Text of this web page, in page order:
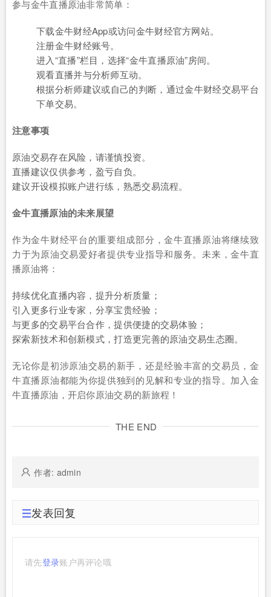
参与金牛直播原油非常简单：
下载金牛财经App或访问金牛财经官方网站。
注册金牛财经账号。
进入“直播”栏目，选择“金牛直播原油”房间。
观看直播并与分析师互动。
根据分析师建议或自己的判断，通过金牛财经交易平台
下单交易。
注意事项
原油交易存在风险，请谨慎投资。
直播建议仅供参考，盈亏自负。
建议开设模拟账户进行练，熟悉交易流程。
金牛直播原油的未来展望
作为金牛财经平台的重要组成部分，金牛直播原油将继续致
力于为原油交易爱好者提供专业指导和服务。未来，金牛直
播原油将：
持续优化直播内容，提升分析质量；
引入更多行业专家，分享宝贵经验；
与更多的交易平台合作，提供便捷的交易体验；
探索新技术和创新模式，打造更完善的原油交易生态圈。
无论你是初涉原油交易的新手，还是经验丰富的交易员，金
牛直播原油都能为你提供独到的见解和专业的指导。加入金
牛直播原油，开启你原油交易的新旅程！
THE END
作者: admin
发表回复
请先登录账户再评论哦